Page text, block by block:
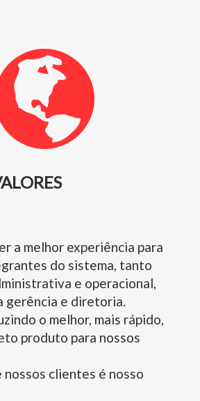
a melhor experiência para
do sistema, tanto
e operacional,
gerência e diretoria.
o melhor, mais rápido,
produto para nossos
nossos clientes é nosso